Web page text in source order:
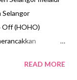
Selangor
Off (HOHO)
oleh Yang
READ MORE